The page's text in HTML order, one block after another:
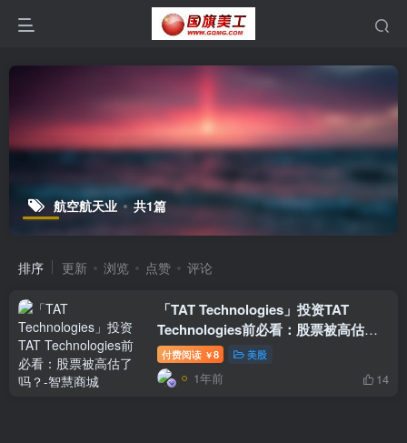
航空航天业 共1篇
排序 更新 浏览 点赞 评论
「TAT Technologies」投资TAT
Technologies前必看：股票被高估了
吗？
付费阅读 ￥8 美股
1年前 14